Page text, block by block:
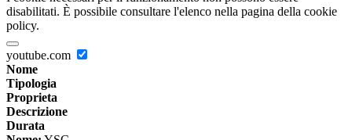
disabilitati. È possibile consultare l'elenco nella pagina della cookie
policy.
youtube.com
Nome
Tipologia
Proprieta
Descrizione
Durata